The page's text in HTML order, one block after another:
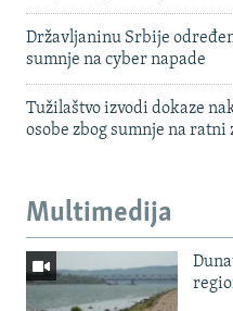
Državljaninu Srbije
sumnje na cyber napade
Tužilaštvo izvodi dokaze
osobe zbog sumnje na ratni
Multimedija